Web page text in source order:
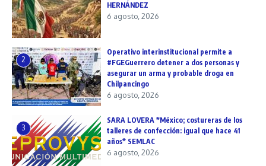
HERNÁNDEZ
6 agosto, 2026
2
Operativo interinstitucional permite a
#FGEGuerrero detener a dos personas y
asegurar un arma y probable droga en
Chilpancingo
6 agosto, 2026
3
SARA LOVERA *México; costureras de los
talleres de confección: igual que hace 41
años* SEMLAC
6 agosto, 2026